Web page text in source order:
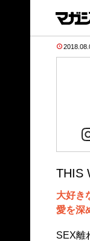
THIS
大好き
愛を深
SEX離